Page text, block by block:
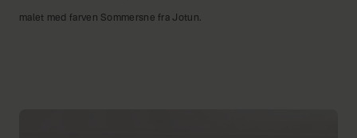
malet med farven Sommersne fra Jotun.